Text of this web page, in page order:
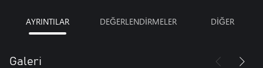
AYRINTILAR DEĞERLENDİRMELER DİĞER
Galeri